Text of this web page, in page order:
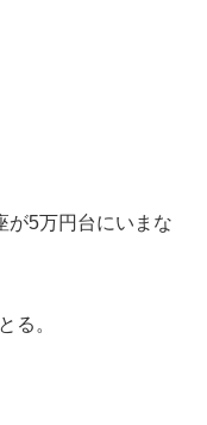
が5万円台にいまな
る。